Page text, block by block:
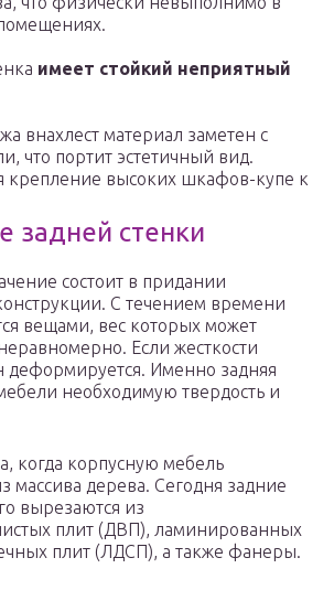
имеет стойкий неприятный
внахлест материал заметен с
что портит эстетичный вид.
крепление высоких шкафов-купе к
задней стенки
состоит в придании
С течением времени
вещами, вес которых может
Если жесткости
деформируется. Именно задняя
необходимую твердость и
когда корпусную мебель
массива дерева. Сегодня задние
вырезаются из
плит (ДВП), ламинированных
плит (ЛДСП), а также фанеры.